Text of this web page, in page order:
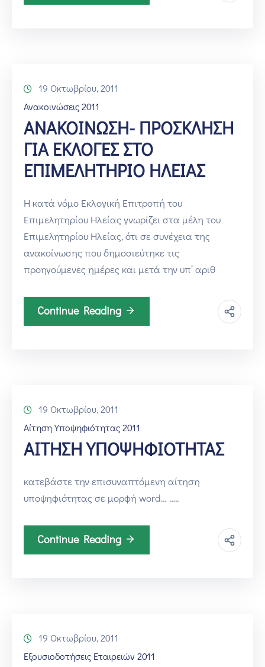
19 Οκτωβρίου, 2011
Ανακοινώσεις 2011
ΑΝΑΚΟΙΝΩΣΗ- ΠΡΟΣΚΛΗΣΗ
ΓΙΑ ΕΚΛΟΓΕΣ ΣΤΟ
ΕΠΙΜΕΛΗΤΗΡΙΟ ΗΛΕΙΑΣ
Η κατά νόμο Εκλογική Επιτροπή του
Επιμελητηρίου Ηλείας γνωρίζει στα μέλη του
Επιμελητηρίου Ηλείας, ότι σε συνέχεια της
ανακοίνωσης που δημοσιεύτηκε τις
προηγούμενες ημέρες και μετά την υπ’ αριθ
Continue Reading
19 Οκτωβρίου, 2011
Αίτηση Υποψηφιότητας 2011
ΑΙΤΗΣΗ ΥΠΟΨΗΦΙΟΤΗΤΑΣ
κατεβάστε την επισυναπτόμενη αίτηση
υποψηφιότητας σε μορφή word… …..
Continue Reading
19 Οκτωβρίου, 2011
Εξουσιοδοτήσεις Εταιρειών 2011